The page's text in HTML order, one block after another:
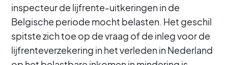
inspecteur de lijfrente-uitkeringen in de
Belgische periode mocht belasten. Het geschil
spitste zich toe op de vraag of de inleg voor de
lijfrenteverzekering in het verleden in Nederland